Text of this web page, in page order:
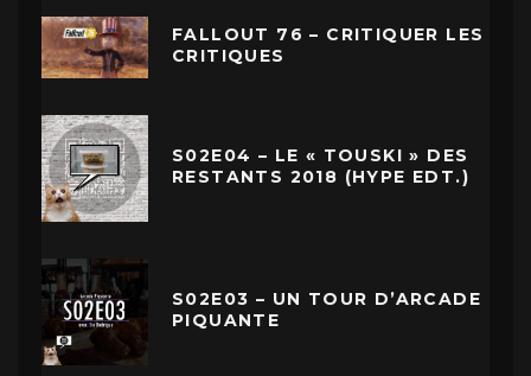
FALLOUT 76 – CRITIQUER LES
CRITIQUES
S02E04 – LE « TOUSKI » DES
RESTANTS 2018 (HYPE EDT.)
S02E03 – UN TOUR D’ARCADE
PIQUANTE